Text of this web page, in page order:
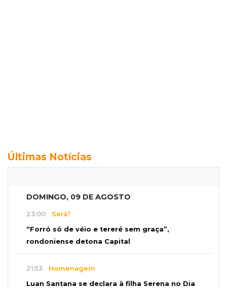
Últimas Notícias
DOMINGO, 09 DE AGOSTO
23:00 Será?
“Forró só de véio e tereré sem graça”,
rondoniense detona Capital
21:53 Homenagem
Luan Santana se declara à filha Serena no Dia